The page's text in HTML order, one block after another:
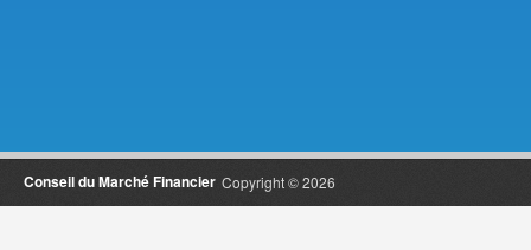
Copyright © 2026
Conseil du Marché Financier